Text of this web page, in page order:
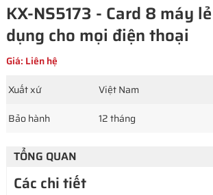
KX-NS5173 - Card 8 máy
dụng cho mọi điện thoại
Giá: Liên hệ
Xuất xứ
Việt Nam
Bảo hành
12 tháng
TỔNG QUAN
Các chi tiết